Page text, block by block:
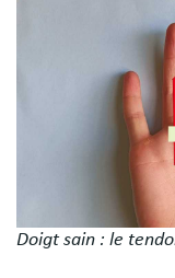
Doigt sain : le